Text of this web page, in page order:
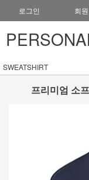
로그인 회
SWEATSHIRT
프리미엄 소